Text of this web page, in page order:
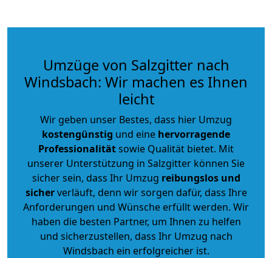
Umzüge von Salzgitter nach
Windsbach: Wir machen es Ihnen
leicht
Wir geben unser Bestes, dass hier Umzug
kostengünstig und eine hervorragende
Professionalitätsowie Qualität bietet. Mit
unserer Unterstützung in Salzgitter können Sie
sicher sein, dass Ihr Umzug reibungslos und
sicherverläuft, denn wir sorgen dafür, dass Ihre
Anforderungen und Wünsche erfüllt werden. Wir
haben die besten Partner, um Ihnen zu helfen
und sicherzustellen, dass Ihr Umzug nach
Windsbach ein erfolgreicher ist.